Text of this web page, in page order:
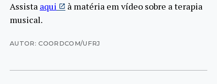
Assista aqui
à matéria em vídeo sobre a terapia
musical.
AUTOR: COORDCOM/UFRJ